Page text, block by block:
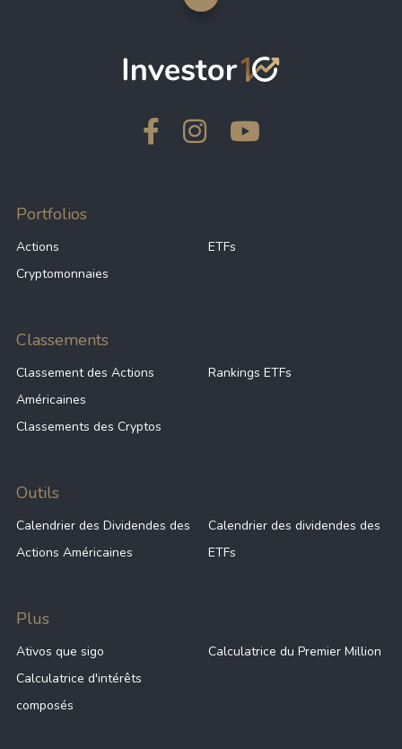
Portfolios
Actions
ETFs
Cryptomonnaies
Classements
Classement des Actions
Américaines
Rankings ETFs
Classements des Cryptos
Outils
Calendrier des Dividendes des
Actions Américaines
Calendrier des dividendes des
ETFs
Plus
Ativos que sigo
Calculatrice du Premier Million
Calculatrice d'intérêts
composés